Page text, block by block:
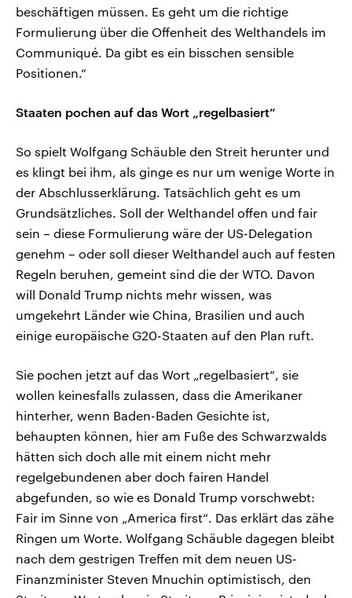
beschäftigen müssen. Es geht um die richtige
Formulierung über die Offenheit des Welthandels im
Communiqué. Da gibt es ein bisschen sensible
Positionen.“
Staaten pochen auf das Wort „regelbasiert“
So spielt Wolfgang Schäuble den Streit herunter und
es klingt bei ihm, als ginge es nur um wenige Worte in
der Abschlusserklärung. Tatsächlich geht es um
Grundsätzliches. Soll der Welthandel offen und fair
sein – diese Formulierung wäre der US-Delegation
genehm – oder soll dieser Welthandel auch auf festen
Regeln beruhen, gemeint sind die der WTO. Davon
will Donald Trump nichts mehr wissen, was
umgekehrt Länder wie China, Brasilien und auch
einige europäische G20-Staaten auf den Plan ruft.
Sie pochen jetzt auf das Wort „regelbasiert“, sie
wollen keinesfalls zulassen, dass die Amerikaner
hinterher, wenn Baden-Baden Gesichte ist,
behaupten können, hier am Fuße des Schwarzwalds
hätten sich doch alle mit einem nicht mehr
regelgebundenen aber doch fairen Handel
abgefunden, so wie es Donald Trump vorschwebt:
Fair im Sinne von „America first“. Das erklärt das zähe
Ringen um Worte. Wolfgang Schäuble dagegen bleibt
nach dem gestrigen Treffen mit dem neuen US-
Finanzminister Steven Mnuchin optimistisch, den